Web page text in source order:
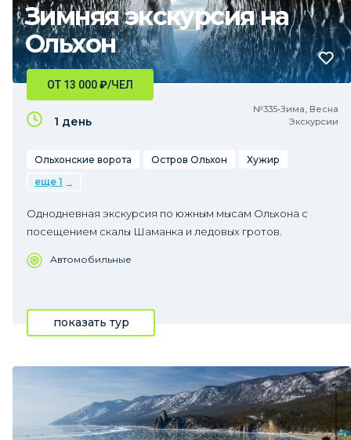
Зимняя экскурсия на
Ольхон
№335•Зима, Весна
Экскурсии
ОТ 13 000₽/ЧЕЛ
1 день
Ольхонские ворота Остров Ольхон
Хужир
еще 1
Однодневная экскурсия по южным мысам Ольхона с
посещением скалы Шаманка и ледовых гротов.
Автомобильные
показать тур